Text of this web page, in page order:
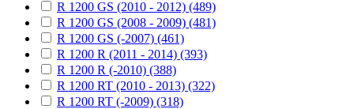
R 1200 GS (2010 - 2012) (489)
R 1200 GS (2008 - 2009) (481)
R 1200 GS (-2007) (461)
R 1200 R (2011 - 2014) (393)
R 1200 R (-2010) (388)
R 1200 RT (2010 - 2013) (322)
R 1200 RT (-2009) (318)